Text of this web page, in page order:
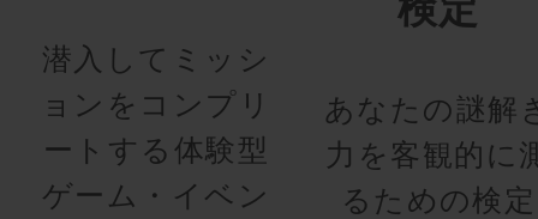
潜入してミッシ
ョンをコンプリ
ートする体験型
ゲーム・イベン
あなたの謎解
力を客観的に
るための検定